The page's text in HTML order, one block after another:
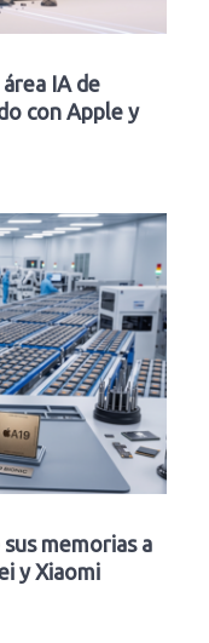
IA de
con Apple y
memorias a
y Xiaomi